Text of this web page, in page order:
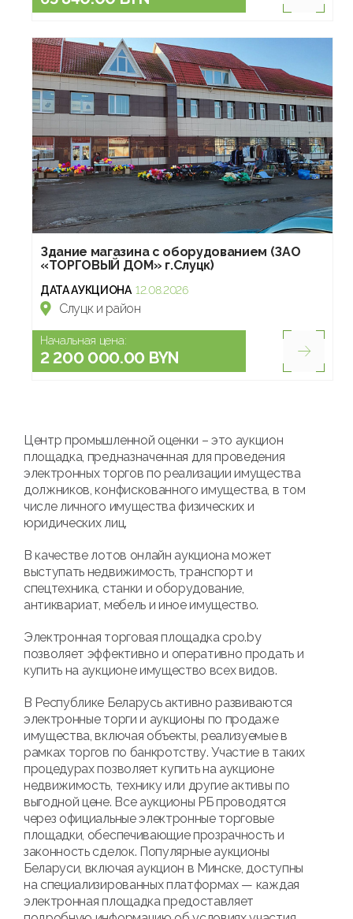
Здание магазина с оборудованием (ЗАО
«ТОРГОВЫЙ ДОМ» г.Слуцк)
ДАТА АУКЦИОНА 12.08.2026
Слуцк и район
Начальная цена:
2 200 000.00 BYN
Центр промышленной оценки – это аукцион
площадка, предназначенная для проведения
электронных торгов по реализации имущества
должников, конфискованного имущества, в том
числе личного имущества физических и
юридических лиц.
В качестве лотов онлайн аукциона может
выступать недвижимость, транспорт и
спецтехника, станки и оборудование,
антиквариат, мебель и иное имущество.
Электронная торговая площадка cpo.by
позволяет эффективно и оперативно продать и
купить на аукционе имущество всех видов.
В Республике Беларусь активно развиваются
электронные торги и аукционы по продаже
имущества, включая объекты, реализуемые в
рамках торгов по банкротству. Участие в таких
процедурах позволяет купить на аукционе
недвижимость, технику или другие активы по
выгодной цене. Все аукционы РБ проводятся
через официальные электронные торговые
площадки, обеспечивающие прозрачность и
законность сделок. Популярные аукционы
Беларуси, включая аукцион в Минске, доступны
на специализированных платформах — каждая
электронная площадка предоставляет